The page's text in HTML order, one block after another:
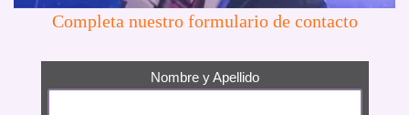
Completa nuestro formulario de contacto
Nombre y Apellido